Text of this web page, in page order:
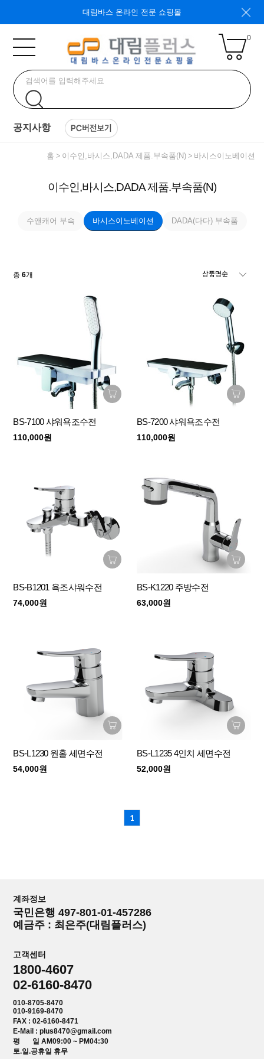
대림바스 온라인 전문 쇼핑몰
0
공지사항
홈 이수인,바시스,DADA 제품.부속품(N) 바시스이노베이션
이수인,바시스,DADA 제품.부속품(N)
수앤캐어 부속 바시스이노베이션 DADA(다다) 부속품
총6개
BS-7100 샤워욕조수전
110,000원
BS-7200 샤워욕조수전
110,000원
BS-B1201 욕조샤워수전
74,000원
BS-K1220 주방수전
63,000원
BS-L1230 원홀 세면수전
54,000원
BS-L1235 4인치 세면수전
52,000원
1
계좌정보
국민은행 497-801-01-457286
예금주 : 최은주(대림플러스)
고객센터
1800-4607
02-6160-8470
010-8705-8470
010-9169-8470
FAX : 02-6160-8471
E-Mail : plus8470@gmail.com
평 일 AM09:00 ~ PM04:30
토.일.공휴일 휴무